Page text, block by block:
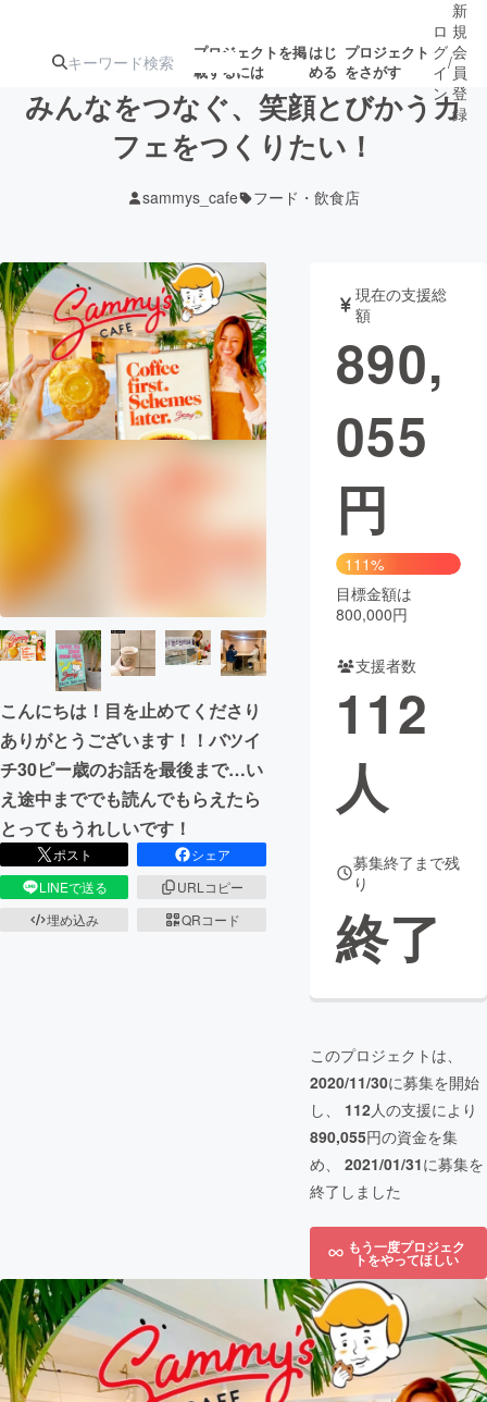
プロジェクトを掲
載するには
はじ
める
プロジェクト
をさがす
ターン
ジェクト
募集終了が近いプ
ロジェクト
アート・写真 音楽
テクノロジー・ガジェット ゲーム・サ
映像・映画
まちづくり・地域活性化
CAMPFIRE Creation
CAMPFIREふるさと納税machi-ya コミュニティ
ロ
グ
イ
ン
/
新
規
会
員
登
録
みんなをつなぐ、笑顔とびかうカ
フェをつくりたい！
sammys_cafe フード・飲食店
こんにちは！目を止めてくださり
ありがとうございます！！バツイ
チ30ピー歳のお話を最後まで…い
え途中まででも読んでもらえたら
とってもうれしいです！
ポスト
シェア
LINEで送る
URLコピー
埋め込み
QRコード
現在の支援総
額
890,
055
円
111%
目標金額は
800,000円
支援者数
112
人
募集終了まで残
り
終了
このプロジェクトは、
2020/11/30に募集を開始
し、 112人の支援により
890,055円の資金を集
め、 2021/01/31に募集を
終了しました
もう一度プロジェク
トをやってほしい